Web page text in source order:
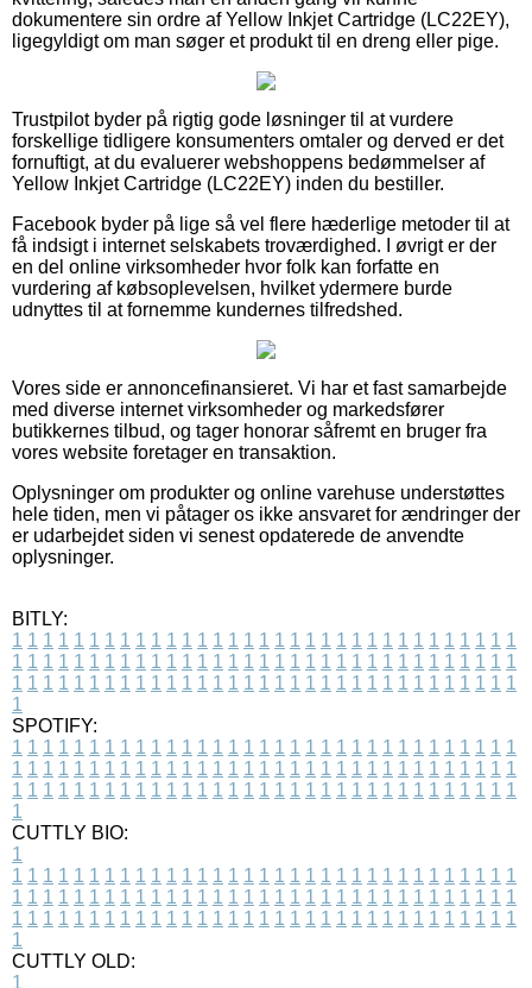
dokumentere sin ordre af Yellow Inkjet Cartridge (LC22EY),
ligegyldigt om man søger et produkt til en dreng eller pige.
Trustpilot byder på rigtig gode løsninger til at vurdere
forskellige tidligere konsumenters omtaler og derved er det
fornuftigt, at du evaluerer webshoppens bedømmelser af
Yellow Inkjet Cartridge (LC22EY) inden du bestiller.
Facebook byder på lige så vel flere hæderlige metoder til at
få indsigt i internet selskabets troværdighed. I øvrigt er der
en del online virksomheder hvor folk kan forfatte en
vurdering af købsoplevelsen, hvilket ydermere burde
udnyttes til at fornemme kundernes tilfredshed.
Vores side er annoncefinansieret. Vi har et fast samarbejde
med diverse internet virksomheder og markedsfører
butikkernes tilbud, og tager honorar såfremt en bruger fra
vores website foretager en transaktion.
Oplysninger om produkter og online varehuse understøttes
hele tiden, men vi påtager os ikke ansvaret for ændringer der
er udarbejdet siden vi senest opdaterede de anvendte
oplysninger.
BITLY:
1 1 1 1 1 1 1 1 1 1 1 1 1 1 1 1 1 1 1 1 1 1 1 1 1 1 1 1 1 1 1 1 1
1 1 1 1 1 1 1 1 1 1 1 1 1 1 1 1 1 1 1 1 1 1 1 1 1 1 1 1 1 1 1 1 1
1 1 1 1 1 1 1 1 1 1 1 1 1 1 1 1 1 1 1 1 1 1 1 1 1 1 1 1 1 1 1 1 1
1
SPOTIFY:
1 1 1 1 1 1 1 1 1 1 1 1 1 1 1 1 1 1 1 1 1 1 1 1 1 1 1 1 1 1 1 1 1
1 1 1 1 1 1 1 1 1 1 1 1 1 1 1 1 1 1 1 1 1 1 1 1 1 1 1 1 1 1 1 1 1
1 1 1 1 1 1 1 1 1 1 1 1 1 1 1 1 1 1 1 1 1 1 1 1 1 1 1 1 1 1 1 1 1
1
CUTTLY BIO:
1
1 1 1 1 1 1 1 1 1 1 1 1 1 1 1 1 1 1 1 1 1 1 1 1 1 1 1 1 1 1 1 1 1
1 1 1 1 1 1 1 1 1 1 1 1 1 1 1 1 1 1 1 1 1 1 1 1 1 1 1 1 1 1 1 1 1
1 1 1 1 1 1 1 1 1 1 1 1 1 1 1 1 1 1 1 1 1 1 1 1 1 1 1 1 1 1 1 1 1
1
CUTTLY OLD:
1